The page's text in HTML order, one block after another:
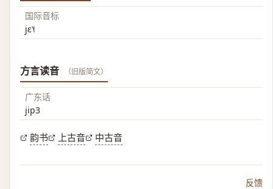
国际音标
jɛ˥˧
方言读音 （旧版简文）
广东话
jip3
韵书 上古音 中古音
反馈